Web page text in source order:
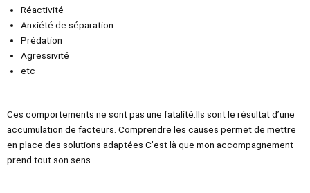
Réactivité
Anxiété de séparation
Prédation
Agressivité
etc
Ces comportements ne sont pas une fatalité.Ils sont le résultat d’une
accumulation de facteurs. Comprendre les causes permet de mettre
en place des solutions adaptées C’est là que mon accompagnement
prend tout son sens.